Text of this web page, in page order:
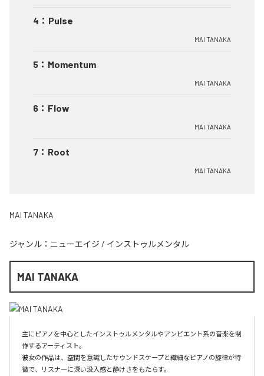
4 ： Pulse
MAI TANAKA
5 ： Momentum
MAI TANAKA
6 ： Flow
MAI TANAKA
7 ： Root
MAI TANAKA
MAI TANAKA
ジャンル： ニューエイジ / インストゥルメンタル
MAI TANAKA
主にピアノを中心としたインストゥルメンタルやアンビエント系の音楽を制
作するアーティスト。
彼女の作品は、空間を意識したサウンドスケープと繊細なピアノの旋律が特
徴で、リスナーに深い没入感と静けさをもたらす。